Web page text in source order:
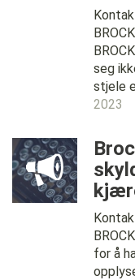
seg
stjele
2023
for å